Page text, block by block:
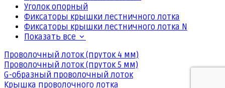
Уголок опорный
Фиксаторы крышки лестничного лотка
Фиксаторы крышки лестничного лотка N
Показать все
Проволочный лоток (пруток 4 мм)
Проволочный лоток (пруток 5 мм)
G-образный проволочный лоток
Крышка проволочного лотка